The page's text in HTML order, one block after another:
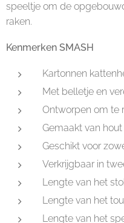
speeltje om de
raken.
Kenmerken SMASH
Kartonnen
Met belletje en
Ontworpen om te
Gemaakt van
Geschikt voor
Verkrijgbaar in
Lengte van het
Lengte van het
Lengte van het